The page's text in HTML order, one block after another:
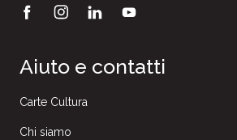
Aiuto e contatti
Carte Cultura
Chi siamo